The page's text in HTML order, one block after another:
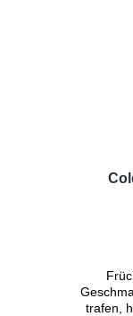
trafen,